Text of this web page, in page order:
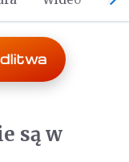
są w